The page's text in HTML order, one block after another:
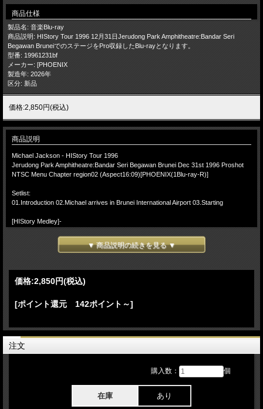
商品仕様
製品名: 音楽Blu-ray
商品説明: HIStory Tour 1996 12月31日Jerudong Park Amphitheatre:Bandar Seri
Begawan BruneiでのステージをPro収録したBlu-rayとなります。
型番: 19961231bf
メーカー: [PHOENIX
製造年: 2026年
区分: 新品
価格:2,850円(税込)
商品説明
Michael Jackson - HIStory Tour 1996
Jerudong Park Amphitheatre:Bandar Seri Begawan Brunei Dec 31st 1996 Proshot
NTSC Menu Chapter region02 (Aspect16:09)[PHOENIX(1Blu-ray-R)]
Setlist:
01.Introduction 02.Michael arrives in Brunei International Airport 03.Starting
[HIStory Medley]-
07.Wanna Be Startin' Somethin' 08.Stranger In Moscow 09.Smooth Criminal 10.You
-[Jackson 5 Medley]-
12.I Want You Back 13.The Love You Save 14.I'll Be There 15.Remember The Time
21.Black or White "Panther" Interlude 22.Black Or White 22.Earth Song 23.We Are
Isaiah Sanders - Keyboards
Brad Buxer - Keyboards
▼ 商品説明の続きを見る ▼
価格:2,850円(税込)
[ポイント還元 142ポイント～]
注文
購入数： 個
在庫 あり